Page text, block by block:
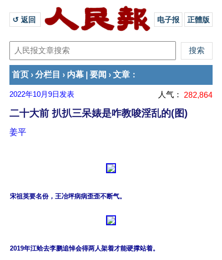
↺ 返回 电子报 正體版
首页 › 分栏目 › 内幕 要闻 › 文章 ：
2022年10月9日 发表 人气： 282,864
二十大前 扒扒三呆婊是咋教唆淫乱的(图)
姜平
宋祖英要名份，王冶坪病病歪歪不断气。
2019年江蛤去李鹏追悼会得两人架着才能硬撑站着。